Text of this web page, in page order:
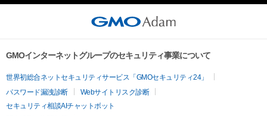
GMOインターネットグループのセキュリティ事業について
世界初総合ネットセキュリティサービス「GMOセキュリティ24」
パスワード漏洩診断
Webサイトリスク診断
セキュリティ相談AIチャットボット